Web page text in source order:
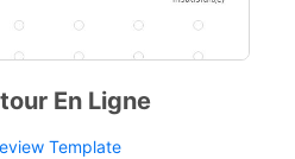
En Ligne
Template